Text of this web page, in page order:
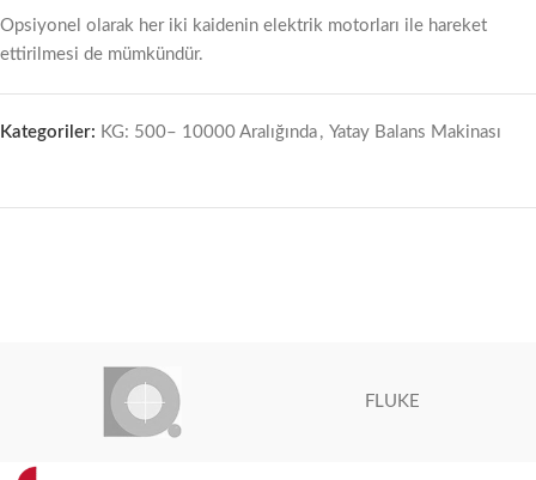
Opsiyonel olarak her iki kaidenin elektrik motorları ile hareket
ettirilmesi de mümkündür.
Kategoriler: KG: 500– 10000 Aralığında , Yatay Balans Makinası
FLUKE